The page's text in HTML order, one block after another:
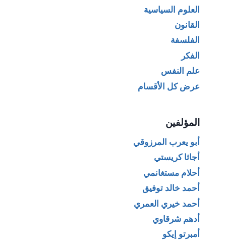
العلوم السياسية
القانون
الفلسفة
الفكر
علم النفس
عرض كل الأقسام
المؤلفين
أبو يعرب المرزوقي
أجاثا كريستي
أحلام مستغانمي
أحمد خالد توفيق
أحمد خيري العمري
أدهم شرقاوي
أمبرتو إيكو